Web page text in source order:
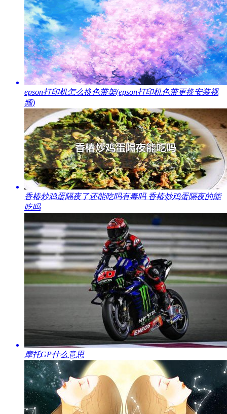
​epson打印机怎么换色带架(epson打印机色带更换安装视
频)
​香椿炒鸡蛋隔夜了还能吃吗有毒吗 香椿炒鸡蛋隔夜的能
吃吗
​摩托GP什么意思